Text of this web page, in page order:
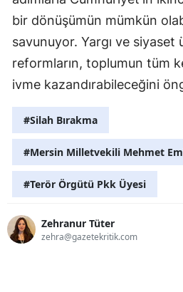
bir dönüşümün mümkün
savunuyor. Yargı ve siyaset
reformların, toplumun tüm
ivme kazandırabileceğini
#Silah Bırakma
#Mersin Milletvekili Mehmet
#Terör Örgütü Pkk Üyesi
Zehranur Tüter
zehra@gazetekritik.com